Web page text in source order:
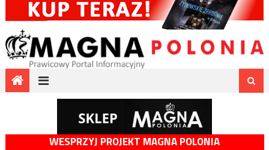
WESPRZYJ PROJEKT MAGNA POLONIA